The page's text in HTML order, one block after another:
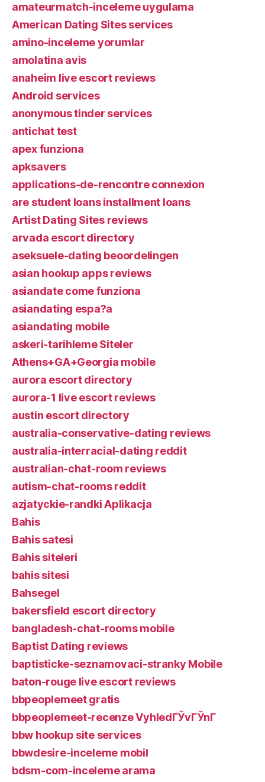
amateurmatch-inceleme uygulama
American Dating Sites services
amino-inceleme yorumlar
amolatina avis
anaheim live escort reviews
Android services
anonymous tinder services
antichat test
apex funziona
apksavers
applications-de-rencontre connexion
are student loans installment loans
Artist Dating Sites reviews
arvada escort directory
aseksuele-dating beoordelingen
asian hookup apps reviews
asiandate come funziona
asiandating espa?a
asiandating mobile
askeri-tarihleme Siteler
Athens+GA+Georgia mobile
aurora escort directory
aurora-1 live escort reviews
austin escort directory
australia-conservative-dating reviews
australia-interracial-dating reddit
australian-chat-room reviews
autism-chat-rooms reddit
azjatyckie-randki Aplikacja
Bahis
Bahis satesi
Bahis siteleri
bahis sitesi
Bahsegel
bakersfield escort directory
bangladesh-chat-rooms mobile
Baptist Dating reviews
baptisticke-seznamovaci-stranky Mobile
baton-rouge live escort reviews
bbpeoplemeet gratis
bbpeoplemeet-recenze VyhledГЎvГЎnГ­
bbw hookup site services
bbwdesire-inceleme mobil
bdsm-com-inceleme arama